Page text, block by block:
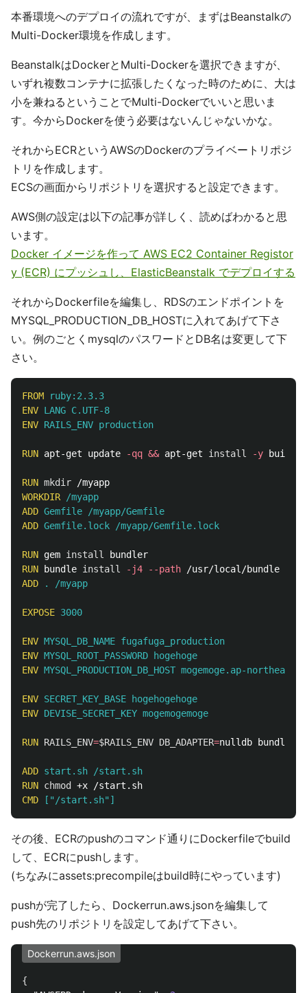
本番環境へのデプロイの流れですが、まずはBeanstalkの
Multi-Docker環境を作成します。
BeanstalkはDockerとMulti-Dockerを選択できますが、
いずれ複数コンテナに拡張したくなった時のために、大は
小を兼ねるということでMulti-Dockerでいいと思いま
す。今からDockerを使う必要はないんじゃないかな。
それからECRというAWSのDockerのプライベートリポジ
トリを作成します。
ECSの画面からリポジトリを選択すると設定できます。
AWS側の設定は以下の記事が詳しく、読めばわかると思
います。
Docker イメージを作って AWS EC2 Container Registor
y (ECR) にプッシュし、ElasticBeanstalk でデプロイする
それからDockerfileを編集し、RDSのエンドポイントを
MYSQL_PRODUCTION_DB_HOSTに入れてあげて下さ
い。例のごとくmysqlのパスワードとDB名は変更して下
さい。
FROM ruby:2.3.3
ENV LANG C.UTF-8
ENV RAILS_ENV production
RUN apt-get update -qq && apt-get install -y build-
RUN mkdir
WORKDIR /myapp
ADD Gemfile /myapp/Gemfile
ADD Gemfile.lock /myapp/Gemfile.lock
RUN gem install
RUN
bundle install -j4 --path
ADD . /myapp
EXPOSE 3000
ENV MYSQL_DB_NAME fugafuga_production
ENV MYSQL_ROOT_PASSWORD hogehoge
ENV MYSQL_PRODUCTION_DB_HOST mogemoge.ap-
ENV SECRET_KEY_BASE hogehogehoge
ENV DEVISE_SECRET_KEY mogemogemoge
RUN RAILS_ENV=$RAILS_ENV DB_ADAPTER=nulldb bundle
ADD start.sh /start.sh
RUN chmod
CMD ["/start.sh"]
その後、ECRのpushのコマンド通りにDockerfileでbuild
して、ECRにpushします。
(ちなみにassets:precompileはbuild時にやっています)
pushが完了したら、Dockerrun.aws.jsonを編集して
push先のリポジトリを設定してあげて下さい。
Dockerrun.aws.json
{